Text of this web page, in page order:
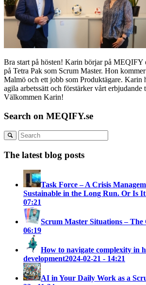
Bra start på hösten! Karin börjar på MEQIFY
på Tetra Pak som Scrum Master. Hon
Malmö och ett jobb som Produktägare. Karin
agila arbetssätt och förstärker vårt
Välkommen Karin!
Search on MEQIFY.se
The latest blog posts
Task Force – A Crisis
Sustainable in the Long Run. Or Is
07:21
Scrum Master Situations – The
06:19
How to navigate complexity in
development2024-02-21 - 14:21
AI in Your Daily Work as a